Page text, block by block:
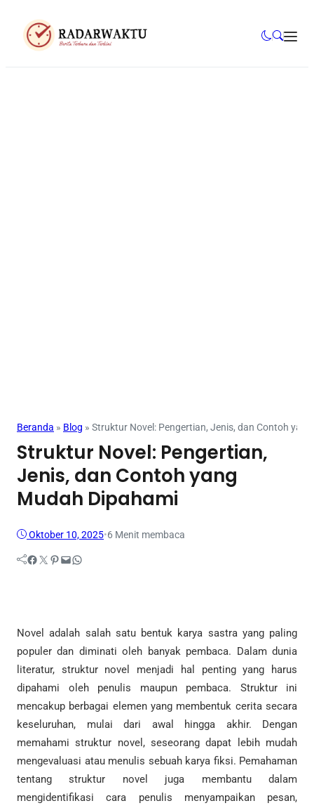
Beranda » Blog » Struktur Novel: Pengertian, Jenis, dan Contoh
Struktur Novel: Pengertian,
Jenis, dan Contoh yang
Mudah Dipahami
Oktober 10, 2025•6 Menit membaca
Facebook Twitter Pinterest Mail WhatsApp
Novel adalah salah satu bentuk karya sastra yang paling
populer dan diminati oleh banyak pembaca. Dalam dunia
literatur, struktur novel menjadi hal penting yang harus
dipahami oleh penulis maupun pembaca. Struktur ini
mencakup berbagai elemen yang membentuk cerita secara
keseluruhan, mulai dari awal hingga akhir. Dengan
memahami struktur novel, seseorang dapat lebih mudah
mengevaluasi atau menulis sebuah karya fiksi. Pemahaman
tentang struktur novel juga membantu dalam
mengidentifikasi cara penulis menyampaikan pesan,